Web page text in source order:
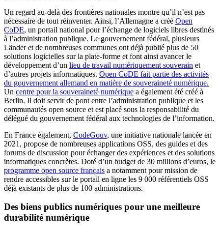
Un regard au-delà des frontières nationales montre qu’il n’est pas
nécessaire de tout réinventer. Ainsi, l’Allemagne a créé Open
CoDE, un portail national pour l’échange de logiciels libres destinés
à l’administration publique. Le gouvernement fédéral, plusieurs
Länder et de nombreuses communes ont déjà publié plus de 50
solutions logicielles sur la plate-forme et font ainsi avancer le
développement d’un lieu de travail numériquement souverain et
d’autres projets informatiques. Open CoDE fait partie des activités
du gouvernement allemand en matière de souveraineté numérique.
Un centre pour la souveraineté numérique a également été créé à
Berlin. Il doit servir de pont entre l’administration publique et les
communautés open source et est placé sous la responsabilité du
délégué du gouvernement fédéral aux technologies de l’information.
En France également, CodeGouv, une initiative nationale lancée en
2021, propose de nombreuses applications OSS, des guides et des
forums de discussion pour échanger des expériences et des solutions
informatiques concrètes. Doté d’un budget de 30 millions d’euros, le
programme open source français a notamment pour mission de
rendre accessibles sur le portail en ligne les 9 000 référentiels OSS
déjà existants de plus de 100 administrations.
Des biens publics numériques pour une meilleure
durabilité numérique